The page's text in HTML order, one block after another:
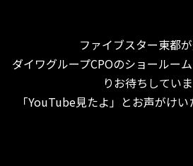
ファイブスター東都
ダイワグループCPOのショールー
りお待ちしていま
「YouTube見たよ」とお声がけい